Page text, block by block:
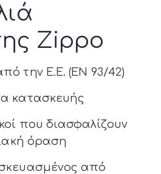
Zippο
την Ε.Ε. (ΕΝ 93/42)
κατασκευής
που διασφαλίζουν
όραση
από